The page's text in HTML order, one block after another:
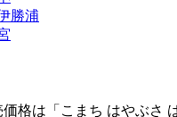
勝浦
価格は「こまち はやぶさ